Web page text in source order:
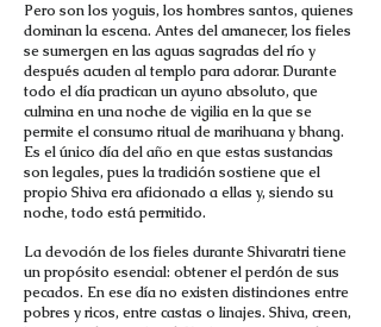
Pero son los yoguis, los hombres santos, quienes
dominan la escena. Antes del amanecer, los fieles
se sumergen en las aguas sagradas del río y
después acuden al templo para adorar. Durante
todo el día practican un ayuno absoluto, que
culmina en una noche de vigilia en la que se
permite el consumo ritual de marihuana y bhang.
Es el único día del año en que estas sustancias
son legales, pues la tradición sostiene que el
propio Shiva era aficionado a ellas y, siendo su
noche, todo está permitido.
La devoción de los fieles durante Shivaratri tiene
un propósito esencial: obtener el perdón de sus
pecados. En ese día no existen distinciones entre
pobres y ricos, entre castas o linajes. Shiva, creen,